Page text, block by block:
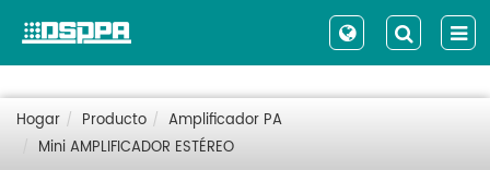
Hogar Producto
Amplificador PA
Mini AMPLIFICADOR ESTÉREO